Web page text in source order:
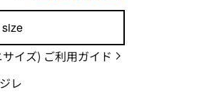
イズ) ご利用ガイド
レ